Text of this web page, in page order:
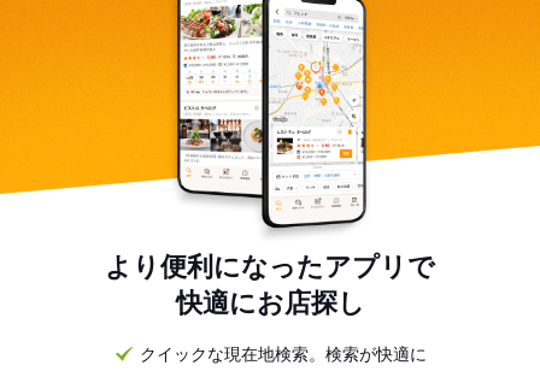
より便利になったアプリで
快適にお店探し
クイックな現在地検索。検索が快適に